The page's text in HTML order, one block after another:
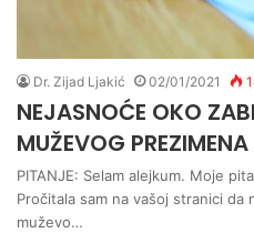
Dr. Zijad Ljakić 02/01/2021
NEJASNOĆE OKO
MUŽEVOG PREZIMENA
PITANJE: Selam alejkum. Moje
Pročitala sam na vašoj stranici da
muževo…